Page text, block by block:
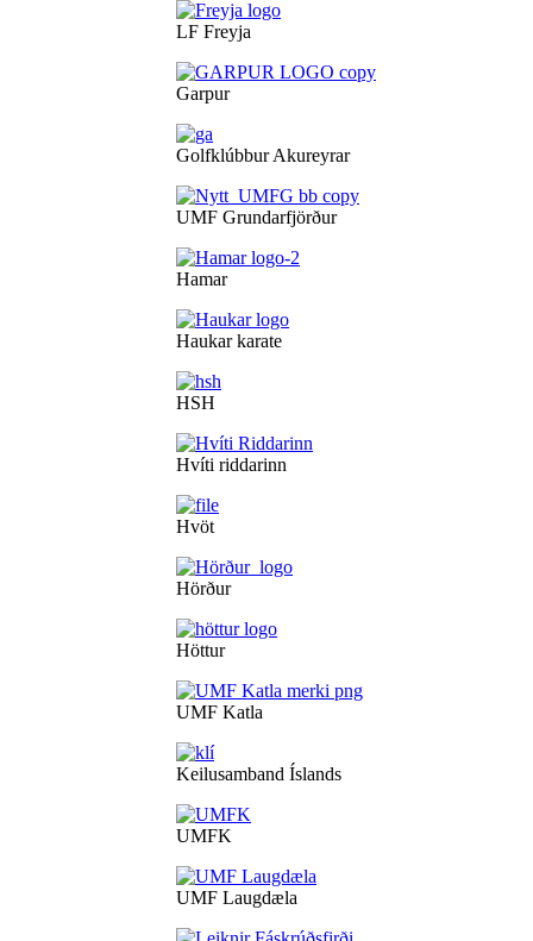
LF Freyja
Garpur
Golfklúbbur Akureyrar
UMF Grundarfjörður
Hamar
Haukar karate
HSH
Hvíti riddarinn
Hvöt
Hörður
Höttur
UMF Katla
Keilusamband Íslands
UMFK
UMF Laugdæla